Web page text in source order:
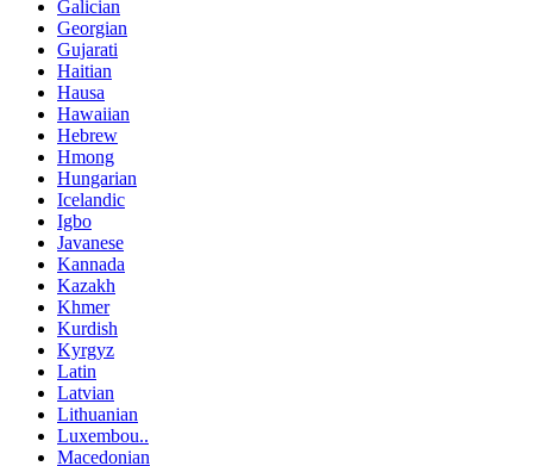
Galician
Georgian
Gujarati
Haitian
Hausa
Hawaiian
Hebrew
Hmong
Hungarian
Icelandic
Igbo
Javanese
Kannada
Kazakh
Khmer
Kurdish
Kyrgyz
Latin
Latvian
Lithuanian
Luxembou..
Macedonian